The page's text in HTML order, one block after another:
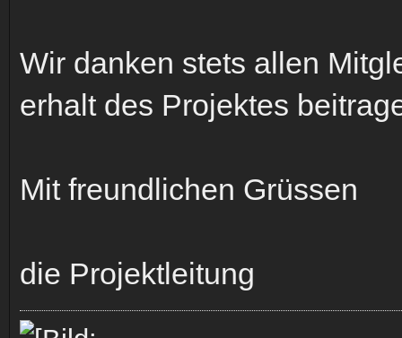
Wir danken stets allen
erhalt des Projektes
Mit freundlichen Grüssen
die Projektleitung